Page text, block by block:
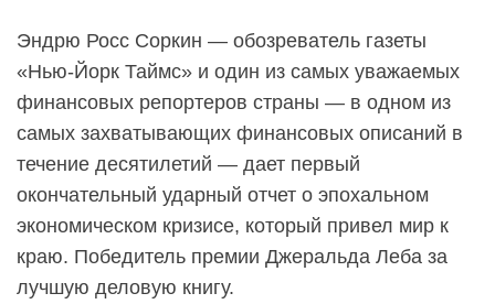
Эндрю Росс Соркин — обозреватель газеты
«Нью-Йорк Таймс» и один из самых уважаемых
финансовых репортеров страны — в одном из
самых захватывающих финансовых описаний в
течение десятилетий — дает первый
окончательный ударный отчет о эпохальном
экономическом кризисе, который привел мир к
краю. Победитель премии Джеральда Леба за
лучшую деловую книгу.